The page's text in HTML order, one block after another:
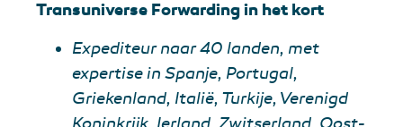
Transuniverse Forwarding in het kort
Expediteur naar 40 landen, met
expertise in Spanje, Portugal,
Griekenland, Italië, Turkije, Verenigd
Koninkrijk, Ierland, Zwitserland, Oost-